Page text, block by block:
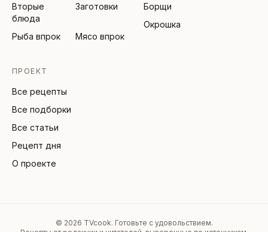
Вторые
блюда
Заготовки
Рыба впрок Мясо впрок
Борщи
Окрошка
ПРОЕКТ
Все рецепты
Все подборки
Все статьи
Рецепт дня
О проекте
© 2026 TVcook. Готовьте с удовольствием.